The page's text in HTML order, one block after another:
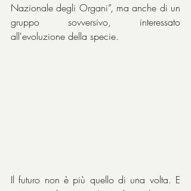
Nazionale degli Organi”, ma anche di un
gruppo sovversivo, interessato
all'evoluzione della specie.
Il futuro non è più quello di una volta. E